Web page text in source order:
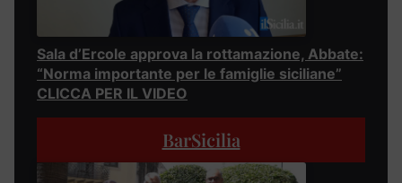
Sala d’Ercole approva la rottamazione, Abbate:
“Norma importante per le famiglie siciliane”
CLICCA PER IL VIDEO
BarSicilia